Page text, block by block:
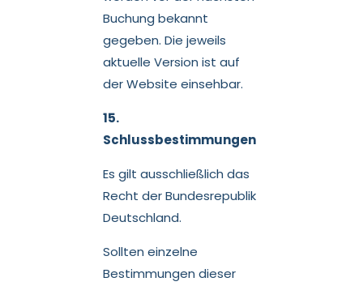
Buchung bekannt
gegeben. Die jeweils
aktuelle Version ist auf
der Website einsehbar.
15.
Schlussbestimmungen
Es gilt ausschließlich das
Recht der Bundesrepublik
Deutschland.
Sollten einzelne
Bestimmungen dieser